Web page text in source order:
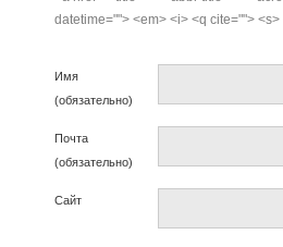
datetime=""> <em> <i> <q cite="">
Имя
(обязательно)
Почта
(обязательно)
Сайт